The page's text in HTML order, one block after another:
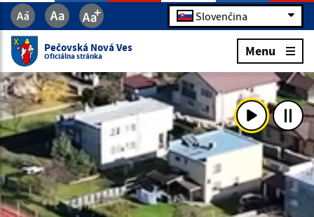
Slovenčina
Pečovská Nová Ves
Oficiálna stránka Menu